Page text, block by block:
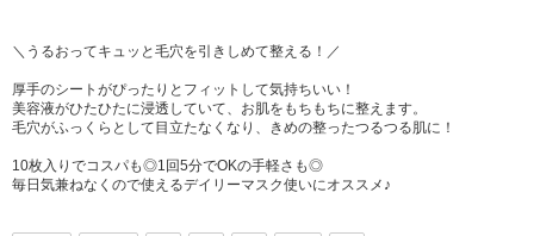
＼うるおってキュッと毛穴を引きしめて整える！／
厚手のシートがぴったりとフィットして気持ちいい！
美容液がひたひたに浸透していて、お肌をもちもちに整えます。
毛穴がふっくらとして目立たなくなり、きめの整ったつるつる肌に！
10枚入りでコスパも◎1回5分でOKの手軽さも◎
毎日気兼ねなくので使えるデイリーマスク使いにオススメ♪